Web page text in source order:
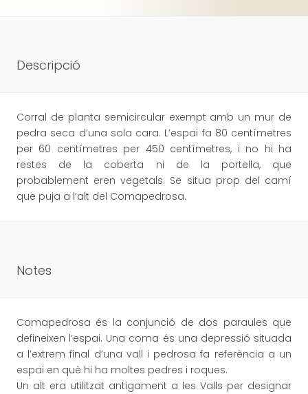
Descripció
Corral de planta semicircular exempt amb un mur de
pedra seca d’una sola cara. L’espai fa 80 centímetres
per 60 centímetres per 450 centímetres, i no hi ha
restes de la coberta ni de la portella, que
probablement eren vegetals. Se situa prop del camí
que puja a l’alt del Comapedrosa.
Notes
Comapedrosa és la conjunció de dos paraules que
defineixen l’espai. Una coma és una depressió situada
a l’extrem final d’una vall i pedrosa fa referència a un
espai en què hi ha moltes pedres i roques.
Un alt era utilitzat antigament a les Valls per designar